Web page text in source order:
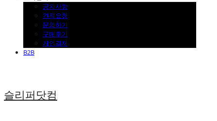
공지사항
견적요청
문의하기
구매후기
개인결제
B2B
슬리퍼닷컴